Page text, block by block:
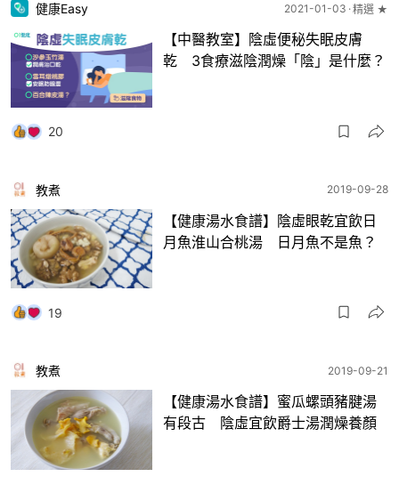
健康Easy 2021-01-03 精選 ★
【中醫教室】陰虛便秘失眠皮膚
乾 3食療滋陰潤燥「陰」是什麼？
20
教煮 2019-09-28
【健康湯水食譜】陰虛眼乾宜飲日
月魚淮山合桃湯 日月魚不是魚？
19
教煮 2019-09-21
【健康湯水食譜】蜜瓜螺頭豬腱湯
有段古 陰虛宜飲爵士湯潤燥養顏